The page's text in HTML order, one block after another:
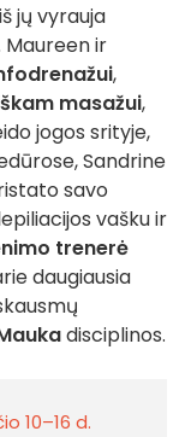
jų vyrauja
ir
,
masažui,
jogos srityje,
Sandrine
savo
vašku ir
trenerė
daugiausia
disciplinos.
10–16 d.